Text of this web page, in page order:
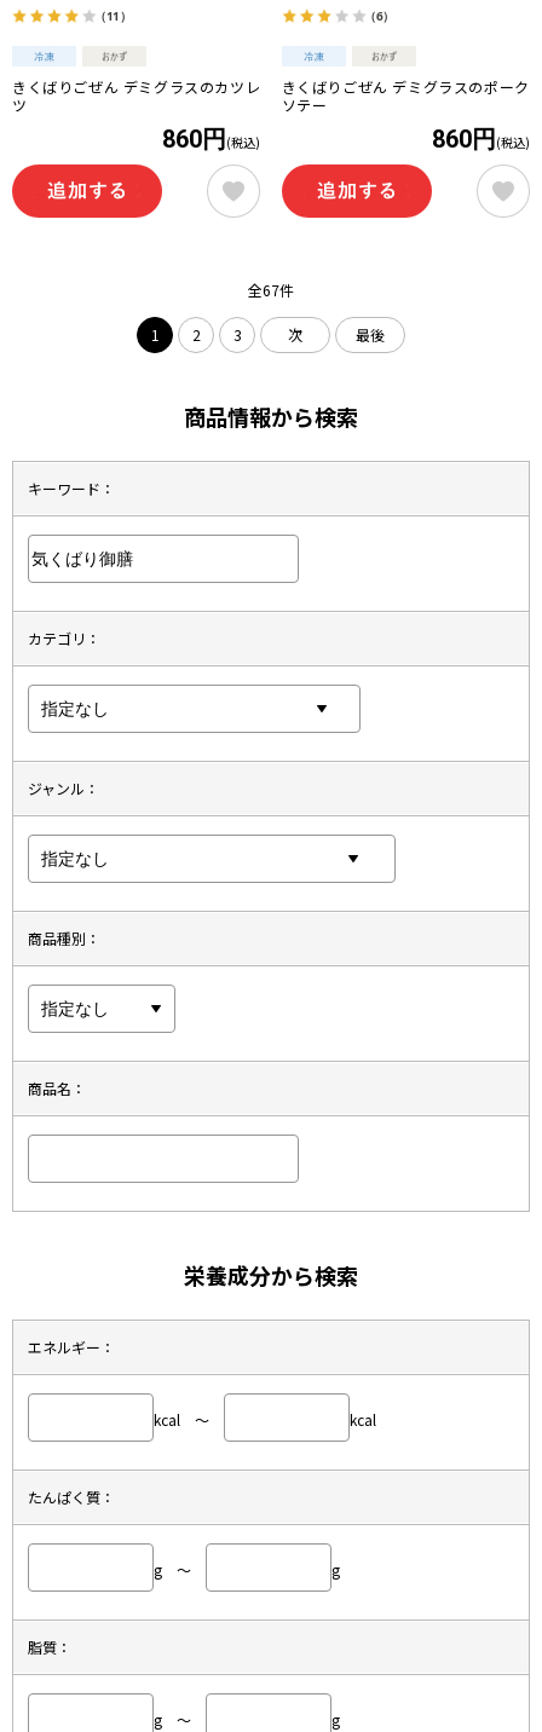
（11）
きくばりごぜん デミグラスのカツレ
ツ
860円 (税込)
（6）
きくばりごぜん デミグラスのポーク
ソテー
860円 (税込)
全67件
1 2 3 次 最後
商品情報から検索
キーワード：
カテゴリ：
ジャンル：
商品種別：
商品名：
栄養成分から検索
エネルギー：
kcal ～ kcal
たんぱく質：
g ～ g
脂質：
g ～ g